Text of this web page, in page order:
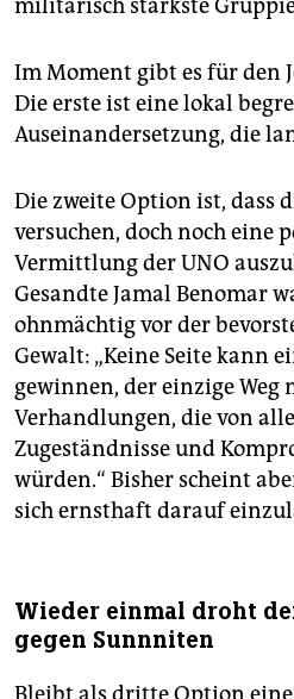
militärisch stärkste
Im Moment gibt es für den
Die erste ist eine lokal
Auseinandersetzung, die
Die zweite Option ist, dass
versuchen, doch noch eine
Vermittlung der UNO
Gesandte Jamal Benomar
ohnmächtig vor der
Gewalt: „Keine Seite kann
gewinnen, der einzige Weg
Verhandlungen, die von
Zugeständnisse und
würden.“ Bisher scheint
sich ernsthaft darauf
Wieder einmal droht
gegen Sunnniten